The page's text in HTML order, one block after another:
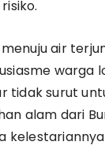
air
warga
tidak surut
alam dari